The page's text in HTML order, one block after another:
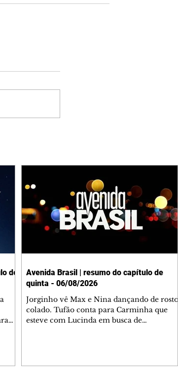
de
Avenida Brasil | resumo do capítulo de
quinta - 06/08/2026
Jorginho vê Max e Nina dançando de rosto
colado. Tufão conta para Carminha que
esteve com Lucinda em busca de